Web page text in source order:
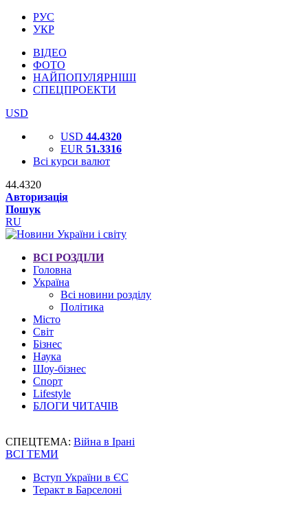
РУС
УКР
ВІДЕО
ФОТО
НАЙПОПУЛЯРНІШІ
СПЕЦПРОЕКТИ
USD
USD 44.4320
EUR 51.3316
Всі курси валют
44.4320
Авторизація
Пошук
RU
ВСІ РОЗДІЛИ
Головна
Україна
Всі новини розділу
Політика
Місто
Світ
Бізнес
Наука
Шоу-бізнес
Спорт
Lifestyle
БЛОГИ ЧИТАЧІВ
СПЕЦТЕМА: Війна в Ірані
ВСІ ТЕМИ
Вступ України в ЄС
Теракт в Барселоні